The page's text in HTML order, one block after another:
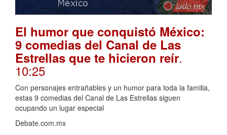
El humor que conquistó México:
9 comedias del Canal de Las
Estrellas que te hicieron reír.
10:25
Con personajes entrañables y un humor para toda la familia,
estas 9 comedias del Canal de Las Estrellas siguen
ocupando un lugar especial
Debate.com.mx